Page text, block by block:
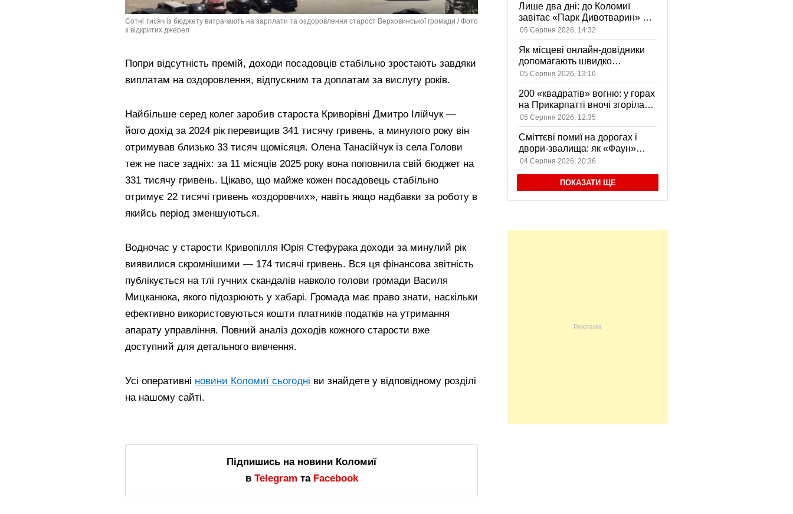
Сотні тисяч із бюджету витрачають на зарплати та оздоровлення старост Верховинської громади / Фото
з відкритих джерел
Попри відсутність премій, доходи посадовців стабільно зростають завдяки
виплатам на оздоровлення, відпускним та доплатам за вислугу років.
Найбільше серед колег заробив староста Криворівні Дмитро Ілійчук —
його дохід за 2024 рік перевищив 341 тисячу гривень, а минулого року він
отримував близько 33 тисяч щомісяця. Олена Танасійчук із села Голови
теж не пасе задніх: за 11 місяців 2025 року вона поповнила свій бюджет на
331 тисячу гривень. Цікаво, що майже кожен посадовець стабільно
отримує 22 тисячі гривень «оздоровчих», навіть якщо надбавки за роботу в
якийсь період зменшуються.
Водночас у старости Кривопілля Юрія Стефурака доходи за минулий рік
виявилися скромнішими — 174 тисячі гривень. Вся ця фінансова звітність
публікується на тлі гучних скандалів навколо голови громади Василя
Мицканюка, якого підозрюють у хабарі. Громада має право знати, наскільки
ефективно використовуються кошти платників податків на утримання
апарату управління. Повний аналіз доходів кожного старости вже
доступний для детального вивчення.
Усі оперативні новини Коломиї сьогодні ви знайдете у відповідному розділі
на нашому сайті.
Підпишись на новини Коломиї
в Telegram та Facebook
Лише два дні: до Коломиї
завітає «Парк Дивотварин» — і
вхід безкоштовний
05 Серпня 2026, 14:32
Як місцеві онлайн-довідники
допомагають швидко
знаходити послуги у своєму
місті
05 Серпня 2026, 13:16
200 «квадратів» вогню: у горах
на Прикарпатті вночі згоріла
садиба, є постраждала
05 Серпня 2026, 12:35
Сміттєві помиї на дорогах і
двори-звалища: як «Фаун»
вивозить відходи в Коломиї
04 Серпня 2026, 20:36
ПОКАЗАТИ ЩЕ